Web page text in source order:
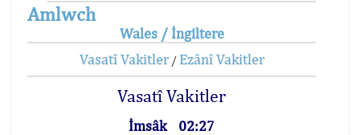
Amlwch
Wales / İngiltere
Vasatî Vakitler/ Ezânî Vakitler
Vasatî Vakitler
İmsâk
02:27